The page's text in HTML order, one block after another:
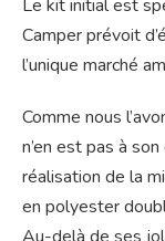
Le kit initial est
Camper prévoit
l’unique marché
Comme nous
n’en est pas à
réalisation de la
en polyester